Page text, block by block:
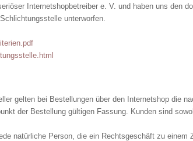
Internetshopbetreiber e. V. und haben uns den
unterworfen.
gelten bei Bestellungen über den Internetshop die
der Bestellung gültigen Fassung. Kunden sind
natürliche Person, die ein Rechtsgeschäft zu einem